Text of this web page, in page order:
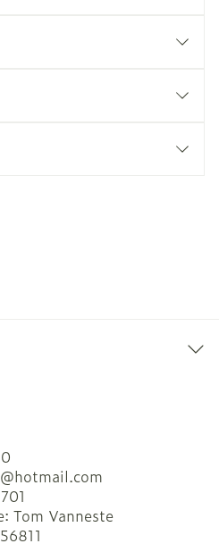
hotmail.com
Tom Vanneste